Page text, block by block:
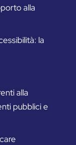
alla
la
alla
pubblici e